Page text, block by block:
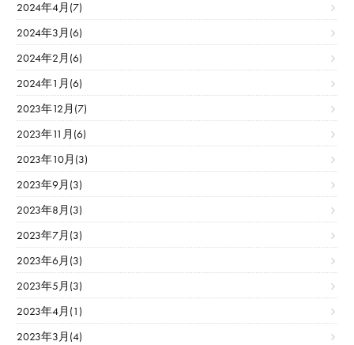
2024年4月(7)
2024年3月(6)
2024年2月(6)
2024年1月(6)
2023年12月(7)
2023年11月(6)
2023年10月(3)
2023年9月(3)
2023年8月(3)
2023年7月(3)
2023年6月(3)
2023年5月(3)
2023年4月(1)
2023年3月(4)